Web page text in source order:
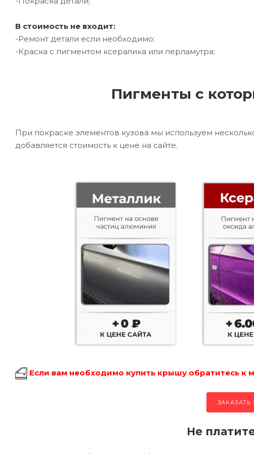
В стоимость не входит:
-Ремонт детали если необходимо;
-Краска с пигментом ксералика или перламутра;
Пигменты с
При покраске элементов кузова мы используем
добавляется стоимость к цене на сайте.
Если вам необходимо купить крышу обратитесь к
ЗАКАЗАТЬ
Не